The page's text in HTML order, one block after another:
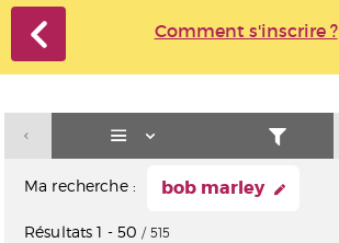
Comment s'inscrire ?
Ma recherche : bob marley
Résultats1 - 50 / 515